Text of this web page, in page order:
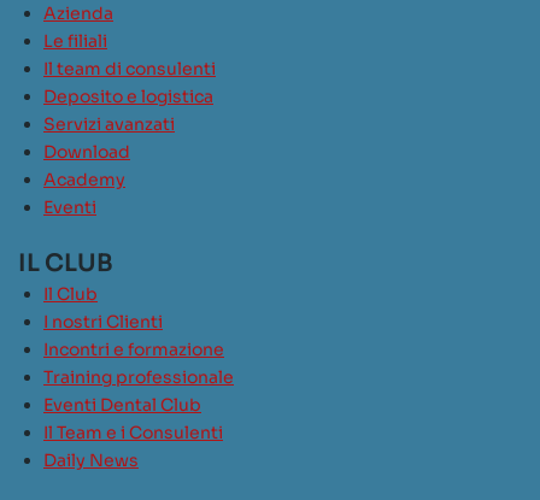
Azienda
Le filiali
Il team di consulenti
Deposito e logistica
Servizi avanzati
Download
Academy
Eventi
IL CLUB
Il Club
I nostri Clienti
Incontri e formazione
Training professionale
Eventi Dental Club
Il Team e i Consulenti
Daily News